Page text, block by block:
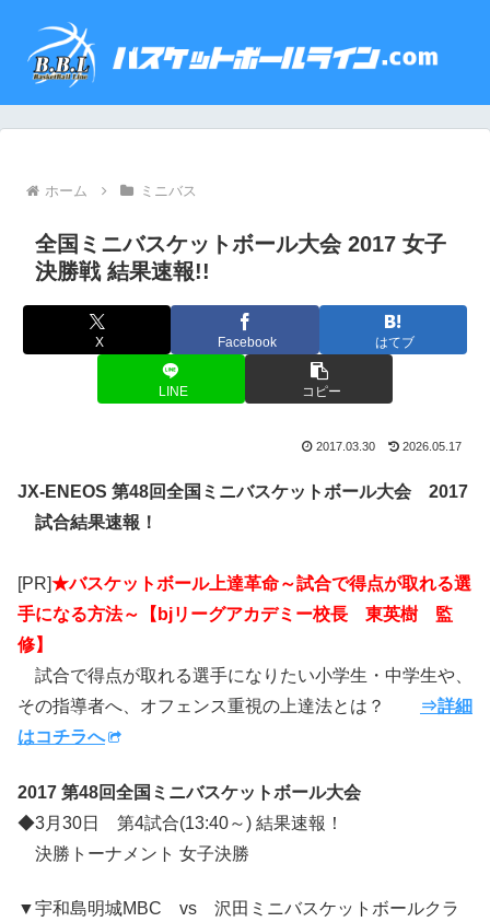
ホーム ミニバス
全国ミニバスケットボール大会 2017 女子
決勝戦 結果速報!!
X Facebook はてブ
LINE コピー
2017.03.30 2026.05.17
JX-ENEOS 第48回全国ミニバスケットボール大会 2017
試合結果速報！
[PR]★バスケットボール上達革命～試合で得点が取れる選
手になる方法～【bjリーグアカデミー校長 東英樹 監
修】
試合で得点が取れる選手になりたい小学生・中学生や、
その指導者へ、オフェンス重視の上達法とは？
⇒詳細
はコチラへ
2017 第48回全国ミニバスケットボール大会
◆3月30日 第4試合(13:40～) 結果速報！
決勝トーナメント 女子決勝
▼宇和島明城MBC vs 沢田ミニバスケットボールクラ